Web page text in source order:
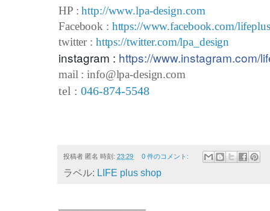
HP :http://www.lpa-design.com
Facebook : https://www.facebook.com/
twitter : https://twitter.com/lpa_design
instagram : https://www.instagram.com/
mail : info@lpa-design.com
tel : 046-874-5548
投稿者 匿名 時刻: 23:29 0 件のコメント:
ラベル: LIFE plus shop